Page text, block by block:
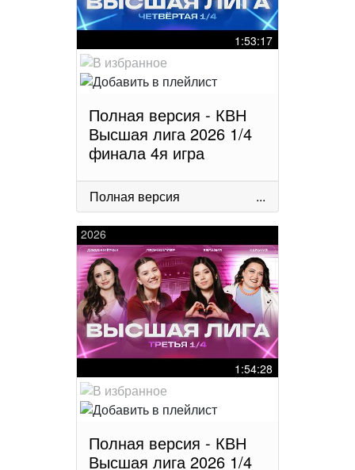
1:53:17
Полная версия - КВН
Высшая лига 2026 1/4
финала 4я игра
Полная версия ...
2026
1:54:28
Полная версия - КВН
Высшая лига 2026 1/4